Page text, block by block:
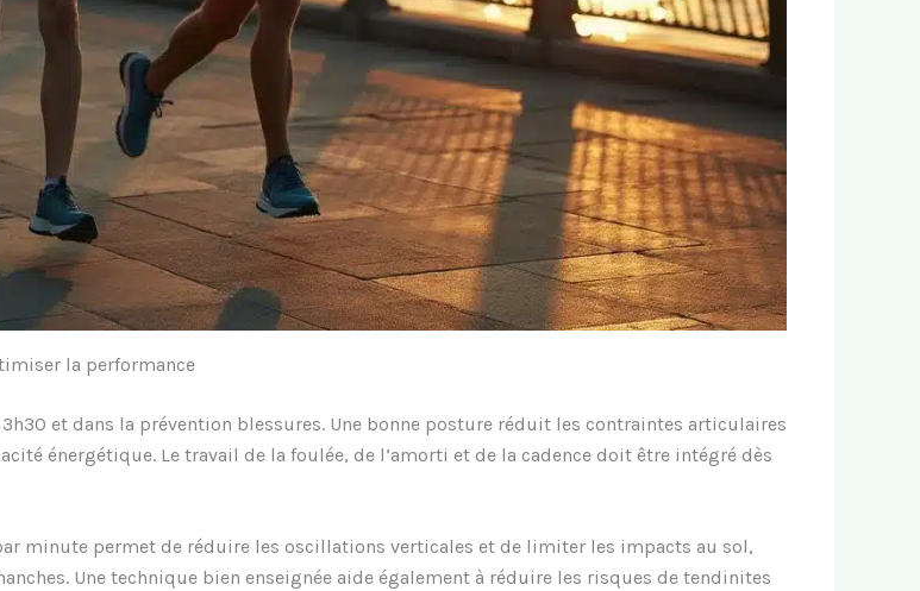
la performance
et dans la prévention blessures. Une bonne posture réduit les contraintes articulaires
énergétique. Le travail de la foulée, de l’amorti et de la cadence doit être intégré dès
minute permet de réduire les oscillations verticales et de limiter les impacts au sol,
Une technique bien enseignée aide également à réduire les risques de tendinites